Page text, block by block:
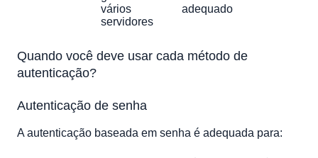
vários
servidores
adequado
Quando você deve usar cada método de
autenticação?
Autenticação de senha
A autenticação baseada em senha é adequada para: